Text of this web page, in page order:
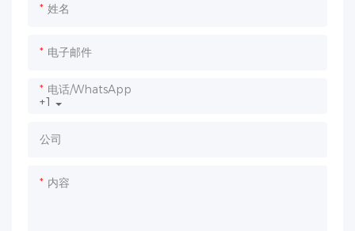
姓名
电子邮件
+1
电话/WhatsApp
公司
内容